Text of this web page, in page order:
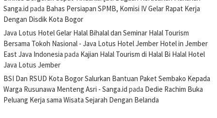
Sanga.id pada Bahas Persiapan SPMB, Komisi IV Gelar Rapat Kerja
Dengan Disdik Kota Bogor
Java Lotus Hotel Gelar Halal Bihalal dan Seminar Halal Tourism
Bersama Tokoh Nasional - Java Lotus Hotel Jember Hotel in Jember
East Java Indonesia pada Kajian Halal Tourism di Halal Bi Halal Hotel
Java Lotus Jember
BSI Dan RSUD Kota Bogor Salurkan Bantuan Paket Sembako Kepada
Warga Rusunawa Menteng Asri - Sanga.id pada Dedie Rachim Buka
Peluang Kerja sama Wisata Sejarah Dengan Belanda